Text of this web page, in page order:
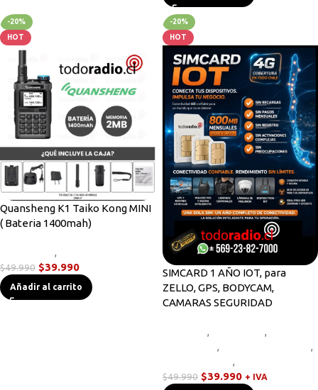
-20%
HOT
Quansheng K1 Taiko Kong MINI
( Bateria 1400mah)
,
$49.990 $39.990
Añadir al carrito
-20%
HOT
SIMCARD 1 AÑO IOT, para
ZELLO, GPS, BODYCAM,
CAMARAS SEGURIDAD
,
,
,
,
,
$49.990 $39.990 + IVA